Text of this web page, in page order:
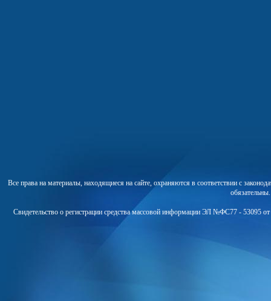
Все права на материалы, находящиеся на сайте, охраняются в соответствии с
Свидетельство о регистрации средства массовой информации ЭЛ №ФС77 - 53095